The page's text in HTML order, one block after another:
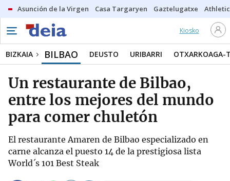
Asunción de la Virgen Casa Targaryen Gaztelugatxe Athletic
Kiosko
BIZKAIA BILBAO DEUSTO URIBARRI OTXARKOAGA-
Un restaurante de Bilbao,
entre los mejores del mundo
para comer chuletón
El restaurante Amaren de Bilbao especializado en
carne alcanza el puesto 14 de la prestigiosa lista
World´s 101 Best Steak